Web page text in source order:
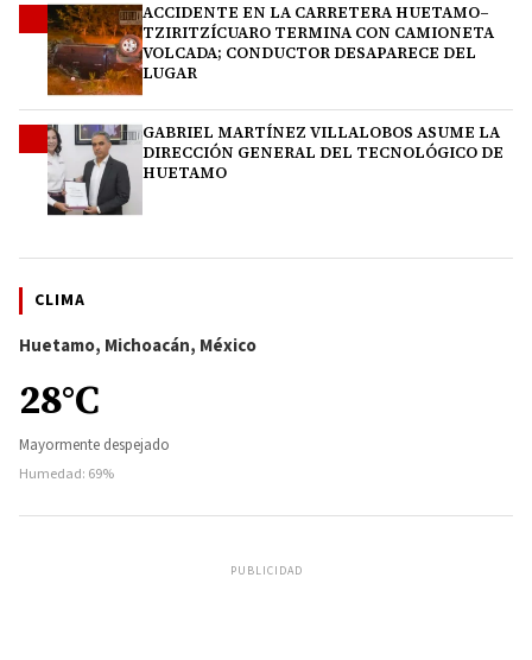
ACCIDENTE EN LA CARRETERA HUETAMO–
TZIRITZÍCUARO TERMINA CON CAMIONETA
VOLCADA; CONDUCTOR DESAPARECE DEL
LUGAR
GABRIEL MARTÍNEZ VILLALOBOS ASUME LA
DIRECCIÓN GENERAL DEL TECNOLÓGICO DE
HUETAMO
CLIMA
Huetamo, Michoacán, México
28°C
Mayormente despejado
Humedad: 69%
PUBLICIDAD